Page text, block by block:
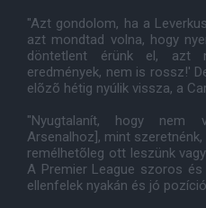
"Azt gondolom, ha a
azt mondtad volna, hogy
döntetlent érünk el, azt
eredmények, nem is rossz!'
elõzõ hétig nyúlik vissza, a
"Nyugtalanít, hogy nem
Arsenalhoz], mint
remélhetõleg ott leszünk
A Premier League szoros
ellenfelek nyakán és jó